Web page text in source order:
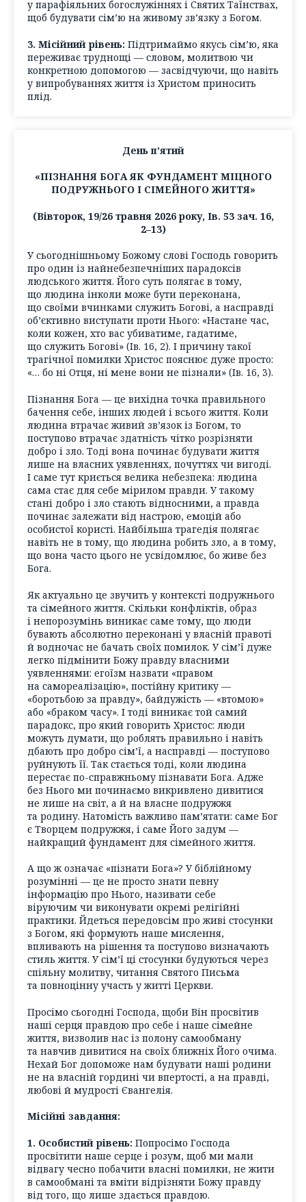
у парафіяльних богослужіннях і Святих Таїнствах,
щоб будувати сім’ю на живому зв’язку з Богом.
3. Місійний рівень: Підтримаймо якусь сім’ю, яка
переживає труднощі — словом, молитвою чи
конкретною допомогою — засвідчуючи, що навіть
у випробуваннях життя із Христом приносить
плід.
День п’ятий
«ПІЗНАННЯ БОГА ЯК ФУНДАМЕНТ МІЦНОГО
ПОДРУЖНЬОГО І СІМЕЙНОГО ЖИТТЯ»
(Вівторок, 19/26 травня 2026 року, Ів. 53 зач. 16,
2–13)
У сьогоднішньому Божому слові Господь говорить
про один із найнебезпечніших парадоксів
людського життя. Його суть полягає в тому,
що людина інколи може бути переконана,
що своїми вчинками служить Богові, а насправді
об’єктивно виступати проти Нього: «Настане час,
коли кожен, хто вас убиватиме, гадатиме,
що служить Богові» (Ів. 16, 2). І причину такої
трагічної помилки Христос пояснює дуже просто:
«… бо ні Отця, ні мене вони не пізнали» (Ів. 16, 3).
Пізнання Бога — це вихідна точка правильного
бачення себе, інших людей і всього життя. Коли
людина втрачає живий зв’язок із Богом, то
поступово втрачає здатність чітко розрізняти
добро і зло. Тоді вона починає будувати життя
лише на власних уявленнях, почуттях чи вигоді.
І саме тут криється велика небезпека: людина
сама стає для себе мірилом правди. У такому
стані добро і зло стають відносними, а правда
починає залежати від настрою, емоцій або
особистої користі. Найбільша трагедія полягає
навіть не в тому, що людина робить зло, а в тому,
що вона часто цього не усвідомлює, бо живе без
Бога.
Як актуально це звучить у контексті подружнього
та сімейного життя. Скільки конфліктів, образ
і непорозумінь виникає саме тому, що люди
бувають абсолютно переконані у власній правоті
й водночас не бачать своїх помилок. У сім’ї дуже
легко підмінити Божу правду власними
уявленнями: егоїзм назвати «правом
на самореалізацію», постійну критику —
«боротьбою за правду», байдужість — «втомою»
або «браком часу». І тоді виникає той самий
парадокс, про який говорить Христос: люди
можуть думати, що роблять правильно і навіть
дбають про добро сім’ї, а насправді — поступово
руйнують її. Так стається тоді, коли людина
перестає по-справжньому пізнавати Бога. Адже
без Нього ми починаємо викривлено дивитися
не лише на світ, а й на власне подружжя
та родину. Натомість важливо пам’ятати: саме Бог
є Творцем подружжя, і саме Його задум —
найкращий фундамент для сімейного життя.
А що ж означає «пізнати Бога»? У біблійному
розумінні — це не просто знати певну
інформацію про Нього, називати себе
віруючим чи виконувати окремі релігійні
практики. Йдеться передовсім про живі стосунки
з Богом, які формують наше мислення,
впливають на рішення та поступово визначають
стиль життя. У сім’ї ці стосунки будуються через
спільну молитву, читання Святого Письма
та повноцінну участь у житті Церкви.
Просімо сьогодні Господа, щоби Він просвітив
наші серця правдою про себе і наше сімейне
життя, визволив нас із полону самообману
та навчив дивитися на своїх ближніх Його очима.
Нехай Бог допоможе нам будувати наші родини
не на власній гордині чи впертості, а на правді,
любові й мудрості Євангелія.
Місійні завдання:
1. Особистий рівень: Попросімо Господа
просвітити наше серце і розум, щоб ми мали
відвагу чесно побачити власні помилки, не жити
в самообмані та вміти відрізняти Божу правду
від того, що лише здається правдою.